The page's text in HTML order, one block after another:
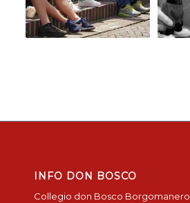
INFO DON BOSCO
Collegio don Bosco Borgomanero